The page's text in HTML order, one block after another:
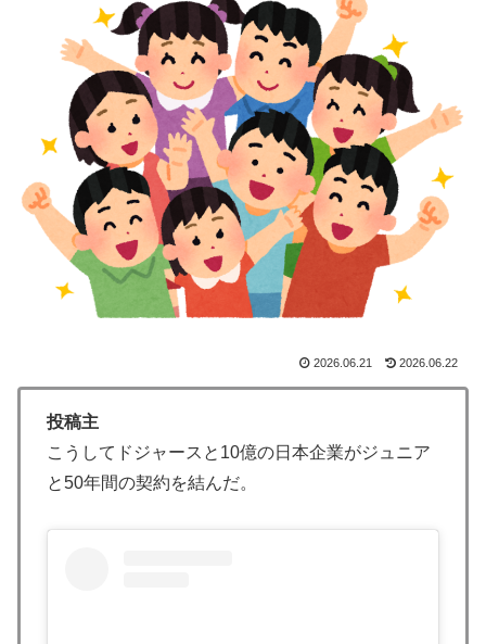
83点でようやく信じた」
大地震が起きても手術をやり遂げる日本の医療チーム、
海外でも凄すぎると絶賛
スカトロ野郎「今日仕事が終わったらやっとうんこが食
べられるぞ」←こんなやつが実在する事実
▶
大地震が起きても手術をやり遂げる日本の医療チーム、
海外でも凄すぎると絶賛
▶
外国人「アジア杯で優勝するんだ」日本代表、W杯ポッ
ト1入りに現実味!?2030大会で出場枠「64」なら追い風
に！アメリカ人もポット1争いに熱視線！【海外の反
ぺこぱ松蔭寺「みんな右とか左とか拘りすぎ。思想関係
なく応援しようよ」
▶ 新聞さん、壮大な縦読みを仕込んでしまうwww
▶
韓国人「トヨタが2027年に次世代ハイブリッドバッテ
リーを導入へ！最大1000kmの航続距離や超高速充電を
2026.06.21 2026.06.22
投稿主
こうしてドジャースと10億の日本企業がジュニア
と50年間の契約を結んだ。